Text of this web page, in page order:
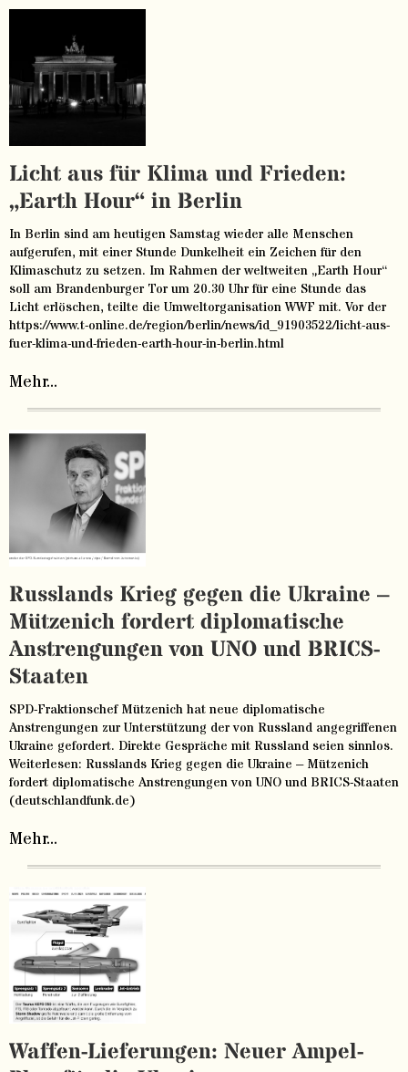
Licht aus für Klima und Frieden:
„Earth Hour“ in Berlin
In Berlin sind am heutigen Samstag wieder alle Menschen
aufgerufen, mit einer Stunde Dunkelheit ein Zeichen für den
Klimaschutz zu setzen. Im Rahmen der weltweiten „Earth Hour“
soll am Brandenburger Tor um 20.30 Uhr für eine Stunde das
Licht erlöschen, teilte die Umweltorganisation WWF mit. Vor der
https://www.t-online.de/region/berlin/news/id_91903522/licht-aus-
fuer-klima-und-frieden-earth-hour-in-berlin.html
Mehr...
Russlands Krieg gegen die Ukraine –
Mützenich fordert diplomatische
Anstrengungen von UNO und BRICS-
Staaten
SPD-Fraktionschef Mützenich hat neue diplomatische
Anstrengungen zur Unterstützung der von Russland angegriffenen
Ukraine gefordert. Direkte Gespräche mit Russland seien sinnlos.
Weiterlesen: Russlands Krieg gegen die Ukraine – Mützenich
fordert diplomatische Anstrengungen von UNO und BRICS-Staaten
(deutschlandfunk.de)
Mehr...
Waffen-Lieferungen: Neuer Ampel-